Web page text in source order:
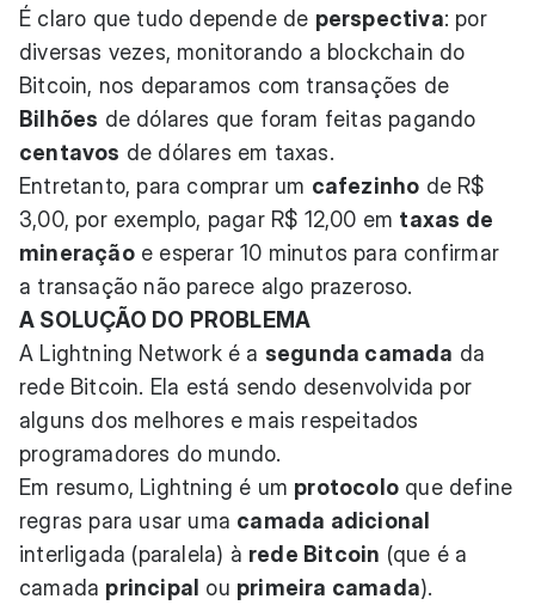
É claro que tudo depende de perspectiva: por
diversas vezes, monitorando a blockchain do
Bitcoin, nos deparamos com transações de
Bilhões de dólares que foram feitas pagando
centavos de dólares em taxas.
Entretanto, para comprar um cafezinho de R$
3,00, por exemplo, pagar R$ 12,00 em taxas de
mineraçãoe esperar 10 minutos para confirmar
a transação não parece algo prazeroso.
A SOLUÇÃO DO PROBLEMA
A Lightning Network é a segunda camada da
rede Bitcoin. Ela está sendo desenvolvida por
alguns dos melhores e mais respeitados
programadores do mundo.
Em resumo, Lightning é um protocolo que define
regras para usar uma camada adicional
interligada (paralela) à rede Bitcoin (que é a
camada principal ou primeira camada).